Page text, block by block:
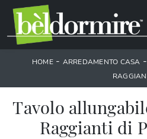
HOME- ARREDAMENTO CASA
Tavolo
Raggianti di